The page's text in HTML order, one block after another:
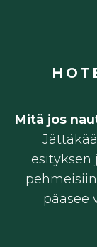
Mitä jos
esityksen
pääsee